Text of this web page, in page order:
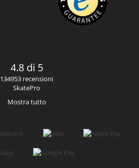
4.8 di 5
134953 recensioni
SkatePro
Mostra tutto